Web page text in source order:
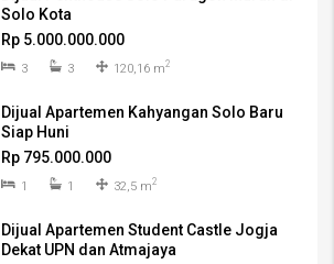
Solo Kota
Rp 5.000.000.000
3 3 120,16 m2
Dijual Apartemen Kahyangan Solo Baru
Siap Huni
Rp 795.000.000
1 1 32,5 m2
Dijual Apartemen Student Castle Jogja
Dekat UPN dan Atmajaya